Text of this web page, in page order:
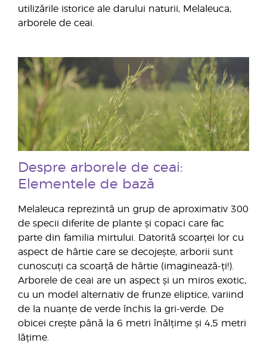
utilizările istorice ale darului naturii, Melaleuca,
arborele de ceai.
Despre arborele de ceai:
Elementele de bază
Melaleuca reprezintă un grup de aproximativ 300
de specii diferite de plante și copaci care fac
parte din familia mirtului. Datorită scoarței lor cu
aspect de hârtie care se decojește, arborii sunt
cunoscuți ca scoarță de hârtie (imaginează-ți!).
Arborele de ceai are un aspect și un miros exotic,
cu un model alternativ de frunze eliptice, variind
de la nuanțe de verde închis la gri-verde. De
obicei crește până la 6 metri înălțime și 4,5 metri
lățime.